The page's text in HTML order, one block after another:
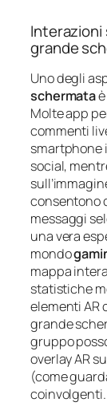
Interazioni
grande
Uno degli
schermata
Molte app
commenti
smartphone
social,
consentono
messaggi
una vera
mondo
mappa
statistiche
elementi AR
grande
gruppo
overlay AR
(come
coinvolgenti.